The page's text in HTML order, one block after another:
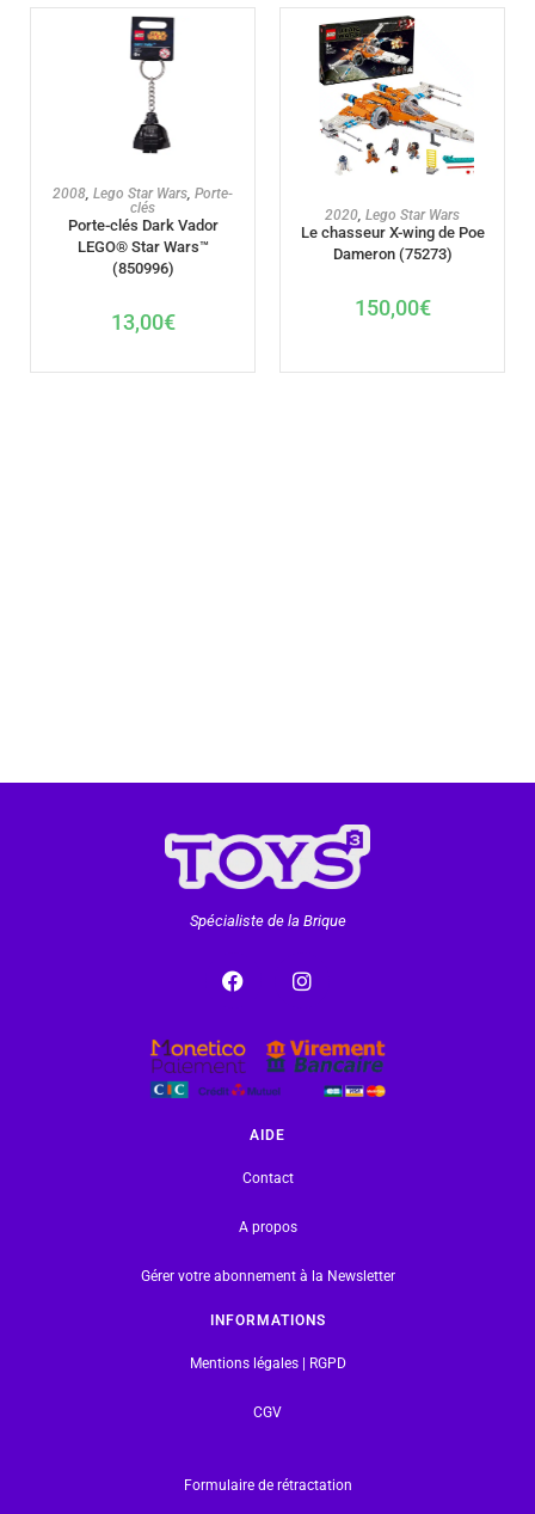
AJOUTER AU PANIER
2008, Lego Star Wars, Porte-
clés
Porte-clés Dark Vador
LEGO® Star Wars™
(850996)
13,00€
AJOUTER AU PANIER
2020, Lego Star Wars
Le chasseur X-wing de Poe
Dameron (75273)
150,00€
Spécialiste de la Brique
AIDE
Contact
A propos
Gérer votre abonnement à la Newsletter
INFORMATIONS
Mentions légales | RGPD
CGV
Formulaire de rétractation